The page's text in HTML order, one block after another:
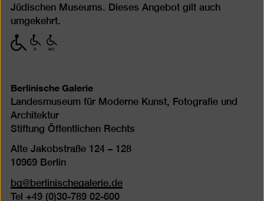
Jüdischen Museums. Dieses Angebot gilt auch
umgekehrt.
mit
eingeschränkter
mit
eingeschränkter
mit
eingeschränkter
Berlinische Galerie
Landesmuseum für Moderne Kunst, Fotografie und
Architektur
Stiftung Öffentlichen Rechts
Alte Jakobstraße 124 – 128
10969 Berlin
bg@berlinischegalerie.de
Tel +49 (0)30-789 02-600